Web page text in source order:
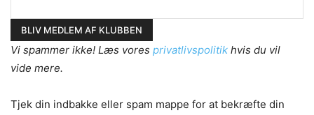
Vi spammer ikke! Læs vores privatlivspolitik hvis du vil
vide mere.
Tjek din indbakke eller spam mappe for at bekræfte din